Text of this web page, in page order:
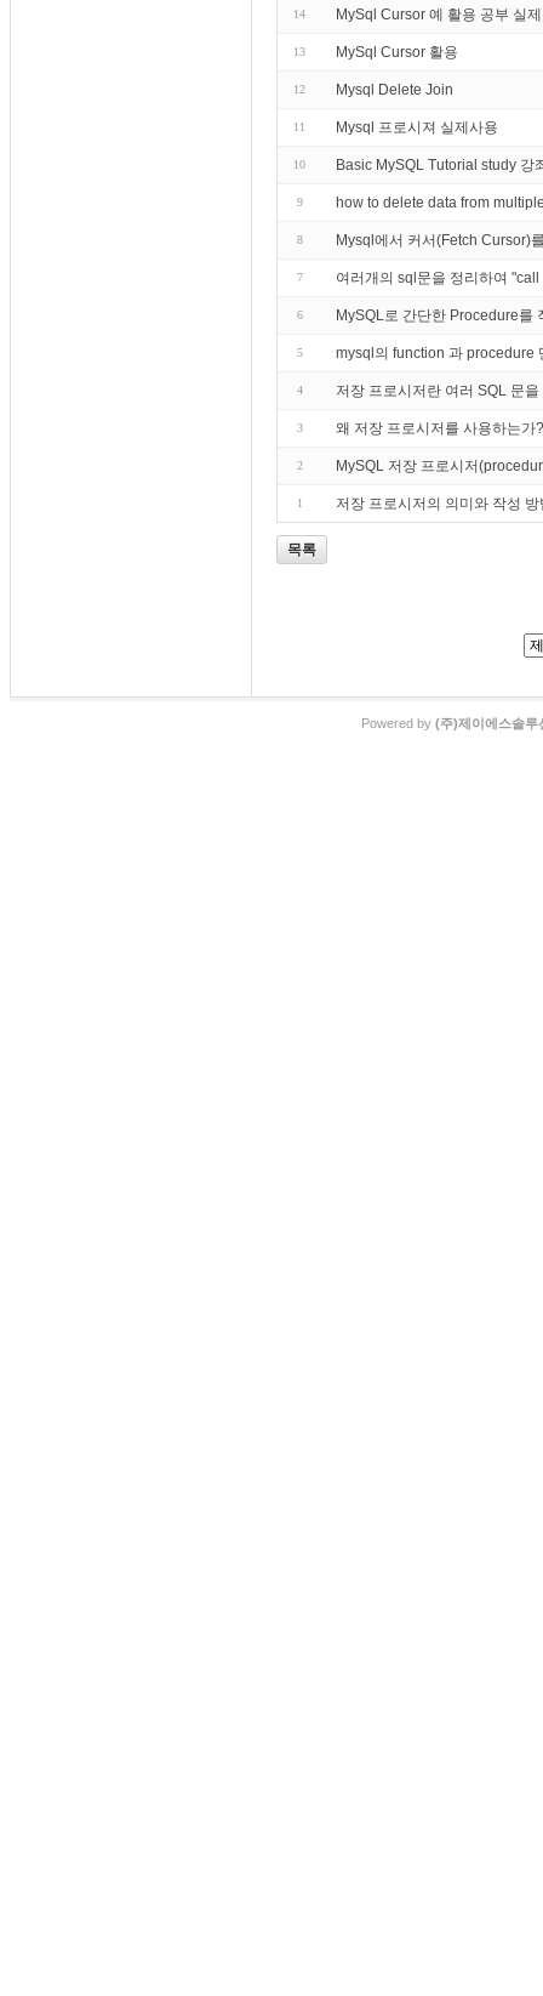
14 MySql Cursor 예 활용 공부 실
13 MySql Cursor 활용
12 Mysql Delete Join
11 Mysql 프로시져 실제사용
10 Basic MySQL Tutorial study 강
9 how to delete data from
8 Mysql에서 커서(Fetch Cursor)
7 여러개의 sql문을 정리하여
6 MySQL로 간단한 Procedure를
5 mysql의 function 과 procedure
4 저장 프로시저란 여러 SQL 문
3 왜 저장 프로시저를 사용하는가?
2 MySQL 저장 프로시저
1 저장 프로시저의 의미와 작성
목록
Powered by (주)제이에스솔루